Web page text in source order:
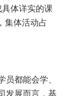
体详实的课
集体活动占
都能会学、
发展而言，基